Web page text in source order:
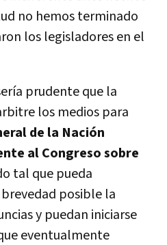
no hemos terminado
los legisladores en el
prudente que la
los medios para
de la Nación
al Congreso sobre
tal que pueda
posible la
y puedan iniciarse
eventualmente